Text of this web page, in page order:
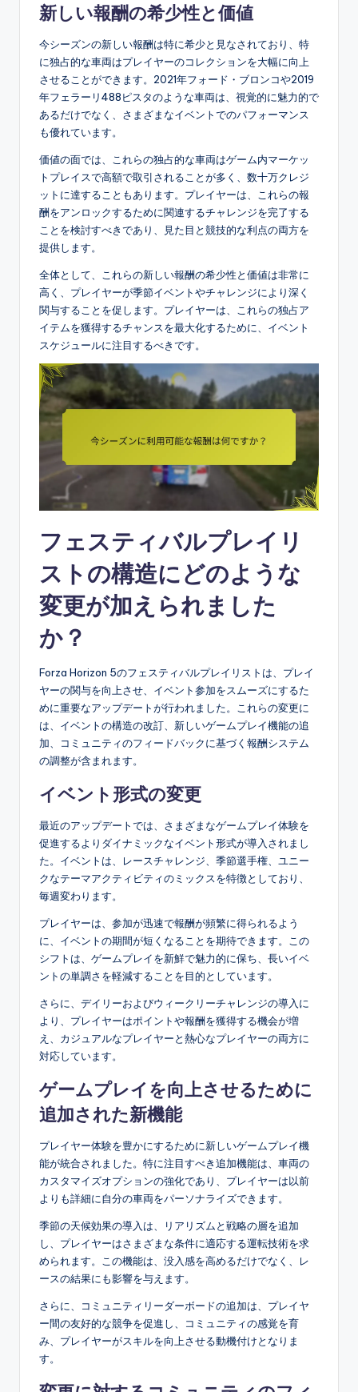
新しい報酬の希少性と価値
今シーズンの新しい報酬は特に希少と見なされており、特
に独占的な車両はプレイヤーのコレクションを大幅に向上
させることができます。2021年フォード・ブロンコや2019
年フェラーリ488ピスタのような車両は、視覚的に魅力的で
あるだけでなく、さまざまなイベントでのパフォーマンス
も優れています。
価値の面では、これらの独占的な車両はゲーム内マーケッ
トプレイスで高額で取引されることが多く、数十万クレジ
ットに達することもあります。プレイヤーは、これらの報
酬をアンロックするために関連するチャレンジを完了する
ことを検討すべきであり、見た目と競技的な利点の両方を
提供します。
全体として、これらの新しい報酬の希少性と価値は非常に
高く、プレイヤーが季節イベントやチャレンジにより深く
関与することを促します。プレイヤーは、これらの独占ア
イテムを獲得するチャンスを最大化するために、イベント
スケジュールに注目するべきです。
フェスティバルプレイリ
ストの構造にどのような
変更が加えられました
か？
Forza Horizon 5のフェスティバルプレイリストは、プレイ
ヤーの関与を向上させ、イベント参加をスムーズにするた
めに重要なアップデートが行われました。これらの変更に
は、イベントの構造の改訂、新しいゲームプレイ機能の追
加、コミュニティのフィードバックに基づく報酬システム
の調整が含まれます。
イベント形式の変更
最近のアップデートでは、さまざまなゲームプレイ体験を
促進するよりダイナミックなイベント形式が導入されまし
た。イベントは、レースチャレンジ、季節選手権、ユニー
クなテーマアクティビティのミックスを特徴としており、
毎週変わります。
プレイヤーは、参加が迅速で報酬が頻繁に得られるよう
に、イベントの期間が短くなることを期待できます。この
シフトは、ゲームプレイを新鮮で魅力的に保ち、長いイベ
ントの単調さを軽減することを目的としています。
さらに、デイリーおよびウィークリーチャレンジの導入に
より、プレイヤーはポイントや報酬を獲得する機会が増
え、カジュアルなプレイヤーと熱心なプレイヤーの両方に
対応しています。
ゲームプレイを向上させるために
追加された新機能
プレイヤー体験を豊かにするために新しいゲームプレイ機
能が統合されました。特に注目すべき追加機能は、車両の
カスタマイズオプションの強化であり、プレイヤーは以前
よりも詳細に自分の車両をパーソナライズできます。
季節の天候効果の導入は、リアリズムと戦略の層を追加
し、プレイヤーはさまざまな条件に適応する運転技術を求
められます。この機能は、没入感を高めるだけでなく、レ
ースの結果にも影響を与えます。
さらに、コミュニティリーダーボードの追加は、プレイヤ
ー間の友好的な競争を促進し、コミュニティの感覚を育
み、プレイヤーがスキルを向上させる動機付けとなりま
す。